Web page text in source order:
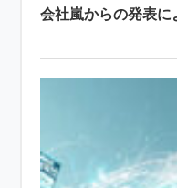
会社嵐からの発表